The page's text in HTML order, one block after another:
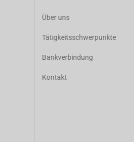
Über uns
Tätigkeitsschwerpunkte
Bankverbindung
Kontakt